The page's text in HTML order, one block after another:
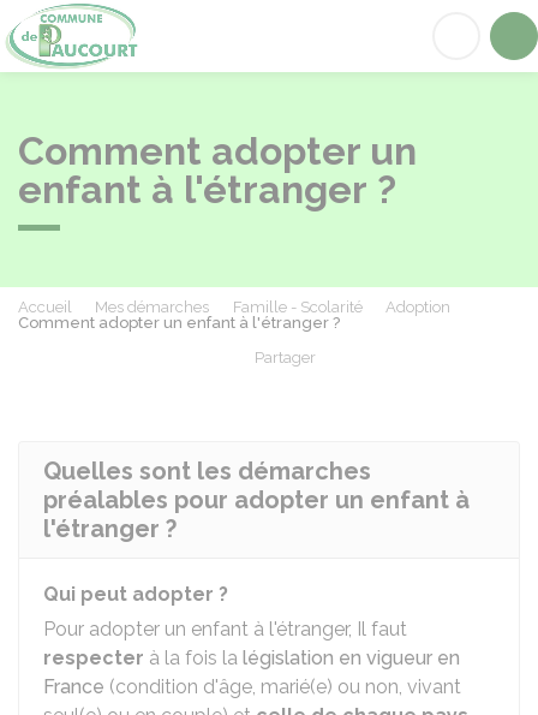
Comment adopter un
enfant à l'étranger ?
Accueil Mes démarches Famille - Scolarité
Adoption
Comment adopter un enfant à l'étranger ?
Partager
Quelles sont les démarches
préalables pour adopter un enfant à
l'étranger ?
Qui peut adopter ?
Pour adopter un enfant à l'étranger, Il faut
respecter à la fois la législation en vigueur en
France (condition d'âge, marié(e) ou non, vivant